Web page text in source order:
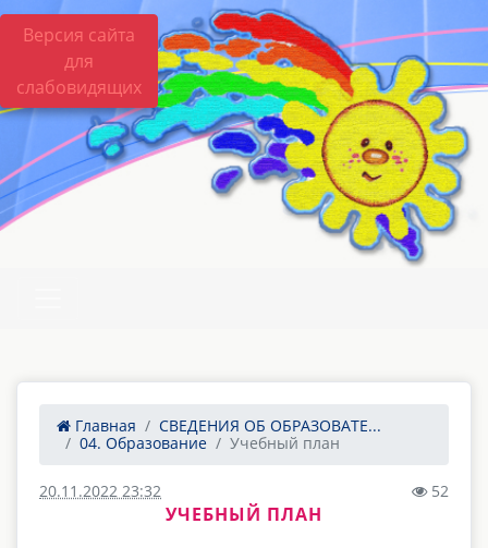
Версия сайта
для
слабовидящих
Главная
СВЕДЕНИЯ ОБ ОБРАЗОВАТЕ...
04. Образование
Учебный план
20.11.2022 23:32 52
УЧЕБНЫЙ ПЛАН